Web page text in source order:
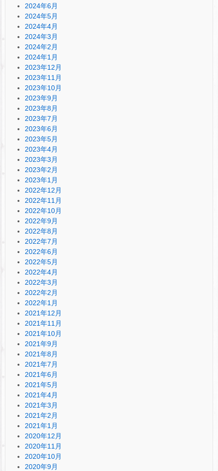
2024年6月
2024年5月
2024年4月
2024年3月
2024年2月
2024年1月
2023年12月
2023年11月
2023年10月
2023年9月
2023年8月
2023年7月
2023年6月
2023年5月
2023年4月
2023年3月
2023年2月
2023年1月
2022年12月
2022年11月
2022年10月
2022年9月
2022年8月
2022年7月
2022年6月
2022年5月
2022年4月
2022年3月
2022年2月
2022年1月
2021年12月
2021年11月
2021年10月
2021年9月
2021年8月
2021年7月
2021年6月
2021年5月
2021年4月
2021年3月
2021年2月
2021年1月
2020年12月
2020年11月
2020年10月
2020年9月